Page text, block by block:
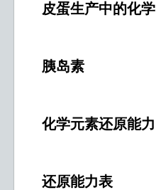
皮蛋生产中的化学
胰岛素
化学元素还原能力
还原能力表